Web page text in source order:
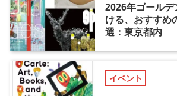
2026年ゴールデ
ける、おすすめ
選：東京都内
イベント